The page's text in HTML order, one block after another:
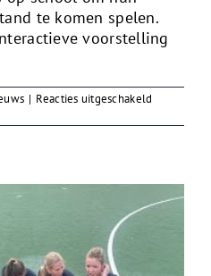
te komen spelen.
voorstelling
| Reacties uitgeschakeld